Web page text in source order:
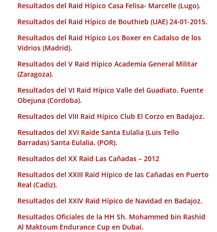
Resultados del Raid Hípico Casa Felisa- Marcelle (Lugo).
Resultados del Raid Hípico de Bouthieb (UAE) 24-01-2015.
Resultados del Raid Hípico Los Boxer en Cadalso de los
Vidrios (Madrid).
Resultados del V Raid Hípico Academia General Militar
(Zaragoza).
Resultados del VI Raid Hípico Valle del Guadiato. Fuente
Obejuna (Cordoba).
Resultados del VIII Raid Hípico Club El Corzo en Badajoz.
Resultados del XVI Raide Santa Eulalia (Luis Tello
Barradas) Santa Eulalia. (POR).
Resultados del XX Raid Las Cañadas – 2012
Resultados del XXIII Raid Hípico de las Cañadas en Puerto
Real (Cadiz).
Resultados del XXIV Raid Hípico de Navidad en Badajoz.
Resultados Oficiales de la HH Sh. Mohammed bin Rashid
Al Maktoum Endurance Cup en Dubai.